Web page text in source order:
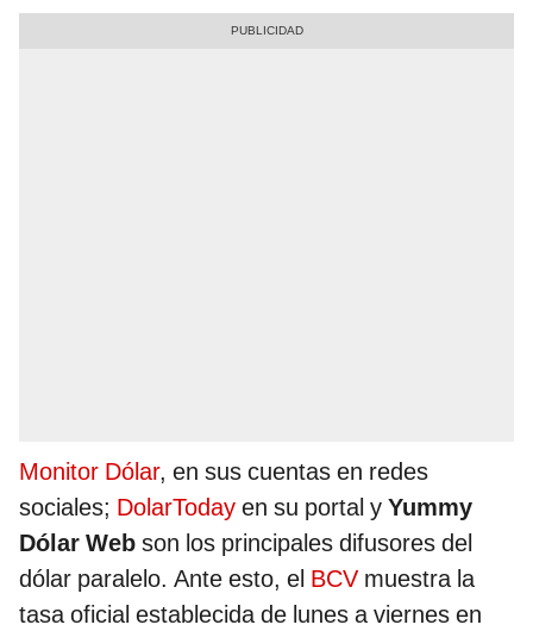
Monitor Dólar, en sus cuentas en redes
sociales; DolarToday en su portal y Yummy
Dólar Web son los principales difusores del
dólar paralelo. Ante esto, el BCV muestra la
tasa oficial establecida de lunes a viernes en